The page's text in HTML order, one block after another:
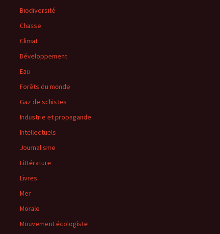
Biodiversité
Chasse
Climat
Développement
Eau
Forêts du monde
Gaz de schistes
Industrie et propagande
Intellectuels
Journalisme
Littérature
Livres
Mer
Morale
Mouvement écologiste